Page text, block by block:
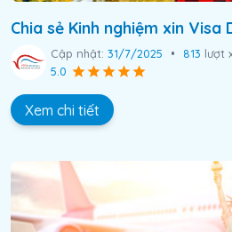
Chia sẻ Kinh nghiệm xin Visa
Cập nhật: 31/7/2025 • 813 lượt
5.0
Xem chi tiết